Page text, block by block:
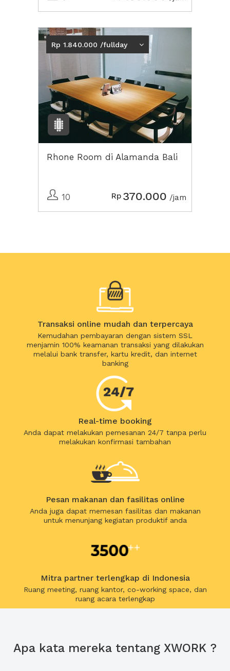
Rp 1.840.000 /fullday
Rhone Room di Alamanda Bali
10 Rp 370.000 /jam
Transaksi online mudah dan terpercaya
Kemudahan pembayaran dengan sistem SSL
menjamin 100% keamanan transaksi yang dilakukan
melalui bank transfer, kartu kredit, dan internet
banking
Real-time booking
Anda dapat melakukan pemesanan 24/7 tanpa perlu
melakukan konfirmasi tambahan
Pesan makanan dan fasilitas online
Anda juga dapat memesan fasilitas dan makanan
untuk menunjang kegiatan produktif anda
Mitra partner terlengkap di Indonesia
Ruang meeting, ruang kantor, co-working space, dan
ruang acara terlengkap
Apa kata mereka tentang XWORK ?